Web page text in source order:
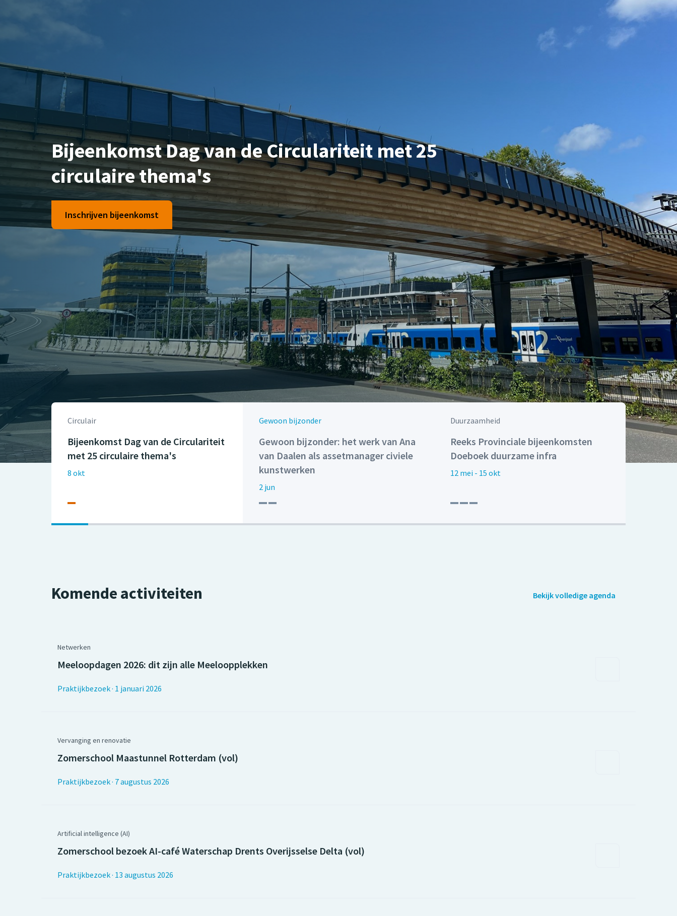
Bijeenkomst Dag van de Circulariteit met 25
circulaire thema's
Inschrijven bijeenkomst
Bijeenkomst Dag van de Circulariteit
met 25 circulaire thema's
Circulair
8 okt
Slide - 1 van 3
Gewoon bijzonder: het werk van Ana
van Daalen als assetmanager civiele
kunstwerken
Gewoon bijzonder
2 jun
Slide - 2 van 3
Reeks Provinciale bijeenkomsten
Doeboek duurzame infra
Duurzaamheid
12 mei - 15 okt
Slide - 3 van 3
Komende activiteiten Bekijk volledige agenda
Meeloopdagen 2026: dit zijn alle Meeloopplekken
Netwerken
Praktijkbezoek· 1 januari 2026
Zomerschool Maastunnel Rotterdam (vol)
Vervanging en renovatie
Praktijkbezoek· 7 augustus 2026
Zomerschool bezoek AI-café Waterschap Drents Overijsselse Delta (vol)
Artificial intelligence (AI)
Praktijkbezoek· 13 augustus 2026